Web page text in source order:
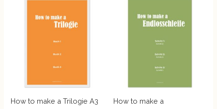
How to make a Trilogie A3
How to make a